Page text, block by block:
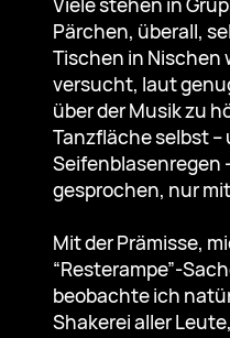
Pärchen, überall,
Tischen in Nischen
versucht, laut
über der Musik zu
Tanzfläche selbst
Seifenblasenregen
gesprochen, nur
Mit der Prämisse,
“Resterampe”-
beobachte ich
Shakerei aller